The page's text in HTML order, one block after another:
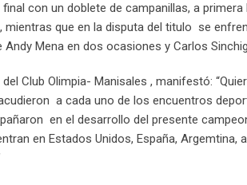
con un doblete de campanillas, a
que en la disputa del titulo se
Mena en dos ocasiones y Carlos
Club Olimpia- Manisales , manifestó:
a cada uno de los encuentros
en el desarrollo del presente
en Estados Unidos, España, Argemtina,